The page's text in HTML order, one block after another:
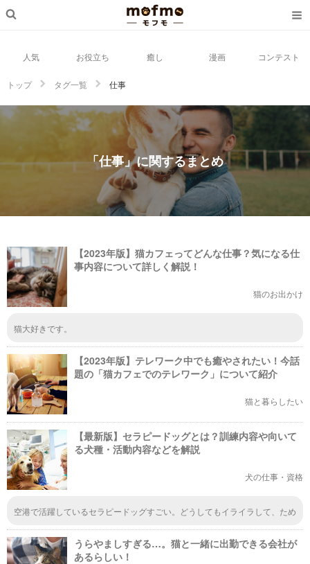
人気 お役立ち 癒し 漫画 コンテスト
トップ タグ一覧 仕事
「仕事」に関するまとめ
【2023年版】猫カフェってどんな仕事？気になる仕
事内容について詳しく解説！
猫のお出かけ
猫大好きです。
【2023年版】テレワーク中でも癒やされたい！今話
題の「猫カフェでのテレワーク」について紹介
猫と暮らしたい
【最新版】セラピードッグとは？訓練内容や向いて
る犬種・活動内容などを解説
犬の仕事・資格
空港で活躍しているセラピードッグすごい。どうしてもイライラして、ため
イラが静まりそうです。動物と触れ合うと心が落ち着く、これって不思議で
すよね？
うらやましすぎる…。猫と一緒に出勤できる会社が
あるらしい！